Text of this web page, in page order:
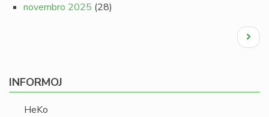
novembro 2025 (28)
Next
page
INFORMOJ
HeKo